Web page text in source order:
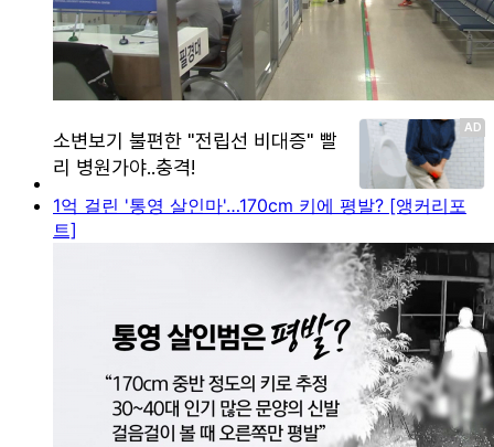
1억 걸린 '통영 살인마'…170cm 키에 평발? [앵커리포
트]